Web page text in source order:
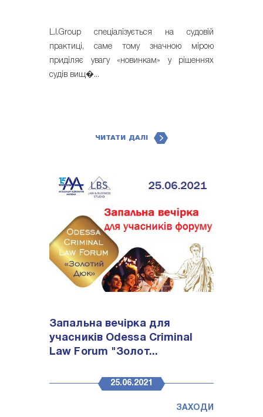
L.I.Group спеціалізується на судовій
практиці, саме тому значною мірою
приділяє увагу «новинкам» у рішеннях
судів вищ�...
ЧИТАТИ ДАЛІ
Запальна вечірка для
учасників Odessa Criminal
Law Forum "Золот...
25.06.2021
ЗАХОДИ